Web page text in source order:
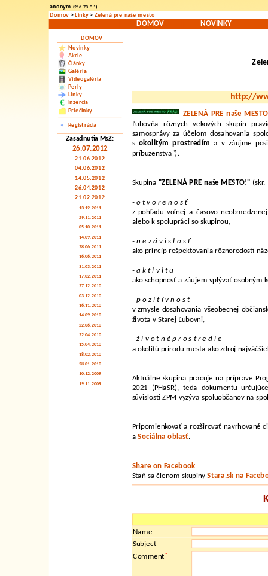
anonym (216.73.*.*)
Domov > Linky> Zelená pre naše mesto
DOMOV NOVINKY
DOMOV
Novinky
Akcie
Články
Galéria
Videogaléria
Perly
Linky
Inzercia
Priečinky
Registrácia
Zasadnutia MsZ:
26.07.2012
21.06.2012
04.06.2012
14.05.2012
26.04.2012
21.02.2012
13.12.2011
29.11.2011
05.10.2011
14.09.2011
28.06.2011
16.06.2011
31.03.2011
17.02.2011
27.12.2010
03.12.2010
16.11.2010
14.09.2010
22.06.2010
22.04.2010
15.04.2010
18.02.2010
28.01.2010
10.12.2009
19.11.2009
http://
ZELENÁ PRE naše MESTO
Ľubovňa rôznych vekových skupín
samosprávy za účelom dosahovania
sokolitým prostredím a v záujme
príbuzenstva").
Skupina "ZELENÁ PRE naše MESTO!" (skr.
- o t v o r e n o s ť
z pohľadu voľnej a časovo
alebo k spolupráci so skupinou,
- n e z á v i s l o s ť
ako princíp rešpektovania rôznorodosti
- a k t i v i t u
ako schopnosť a záujem vplývať
- p o z i t í v n o s ť
v zmysle dosahovania všeobecnej
života v Starej Ľubovni,
- ž i v o t n é p r o s t r e d i e
a okolitú prírodu mesta ako zdroj
Aktuálne skupina pracuje na príprave
2021 (PHaSR), teda dokumentu
súvislosti ZPM vyzýva spoluobčanov na
Pripomienkovať a rozširovať navrhované
aSociálna oblasť.
Share on Facebook
Staň sa členom skupinyStara.sk na
Name
Subject
Comment*